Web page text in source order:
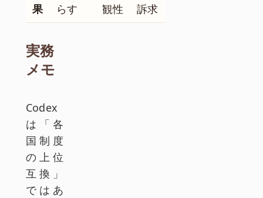
果
らす
観性
訴求
実務
メモ
Codex
は「各
国制度
の上位
互換」
ではあ